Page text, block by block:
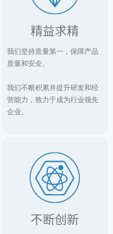
精益求精
我们坚持质量第一，保障产品
质量和安全。
我们不断积累并提升研发和经
营能力，致力于成为行业领先
企业。
不断创新